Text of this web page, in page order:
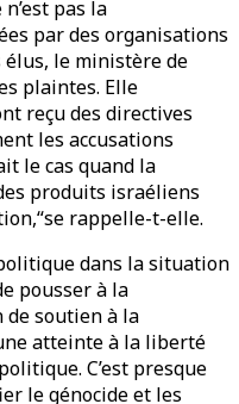
pas la
par des organisations
élus, le ministère de
plaintes. Elle
reçu des directives
les accusations
le cas quand la
produits israéliens
rappelle-t-elle.
dans la situation
pousser à la
de soutien à la
atteinte à la liberté
C’est presque
le génocide et les